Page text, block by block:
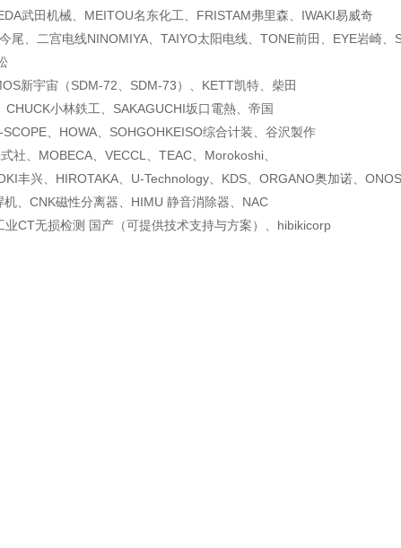
武田机械、MEITOU名东化工、FRISTAM弗里森 、IWAKI易威奇
尾、二宫电线NINOMIYA、TAIYO太阳电线、 TONE前田、EYE岩崎、
新宇宙（SDM-72、SDM-73）、KETT凯特、柴田
小林鉄工、SAKAGUCHI坂口電熱、帝国
、HOWA、SOHGOHKEISO综合计装、谷沢製作
社、MOBECA、VECCL、TEAC、Morokoshi、
丰兴、HIROTAKA、U-Technology、KDS、ORGANO奥加诺、
、CNK磁性分离器、HIMU 静音消除器、NAC
CT无损检测 国产（可提供技术支持与方案）、hibikicorp